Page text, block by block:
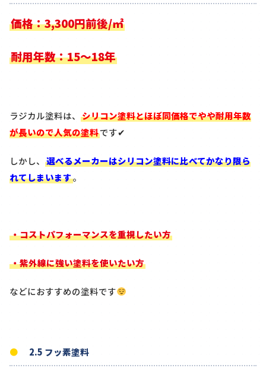
価格：3,300円前後/㎡
耐用年数：15～18年
ラジカル塗料は、 シリコン塗料とほぼ同価格でやや耐用年数
が長いので人気の塗料です✔
しかし、 選べるメーカーはシリコン塗料に比べてかなり限ら
れてしまいます。
・コストパフォーマンスを重視したい方
・紫外線に強い塗料を使いたい方
などにおすすめの塗料です
2.5 フッ素塗料